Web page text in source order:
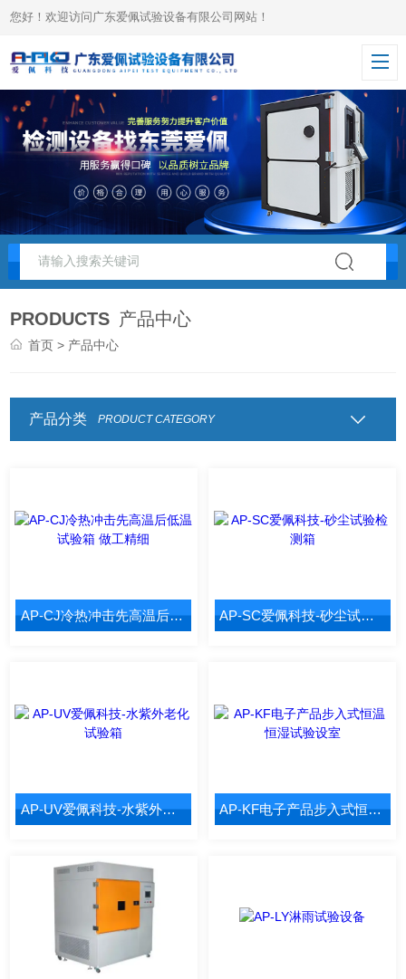
您好！欢迎访问广东爱佩试验设备有限公司网站！
PRODUCTS 产品中心
首页 > 产品中心
产品分类 PRODUCT CATEGORY
AP-CJ冷热冲击先高温后低温试验箱 做工精细 AP-SC爱佩科技-砂尘试验检测箱
AP-UV爱佩科技-水紫外老化试验箱 AP-KF电子产品步入式恒温恒湿试验设室